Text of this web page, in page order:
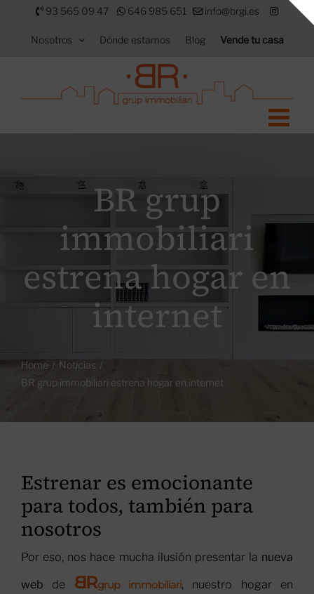
contenido
93 565 09 47 646 985 651 info@brgi.es
Nosotros Dónde estamos Blog Vende tu casa
BR grup
immobiliari
estrena hogar en
internet
Home
Noticias
BR grup immobiliari estrena hogar en internet
Estrenar es emocionante
para todos, también para
nosotros
Por eso, nos hace mucha ilusión presentar la nueva
web de BRgrup immobiliari, nuestro hogar en